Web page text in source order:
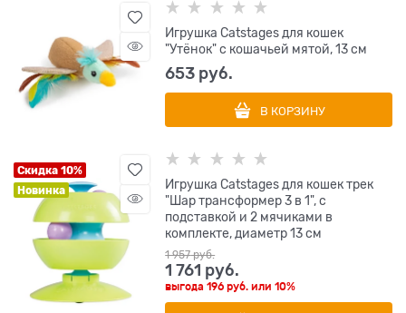
Игрушка Catstages для кошек
"Утёнок" с кошачьей мятой, 13 см
653 руб.
В КОРЗИНУ
Скидка 10%
Новинка
Игрушка Catstages для кошек трек
"Шар трансформер 3 в 1", с
подставкой и 2 мячиками в
комплекте, диаметр 13 см
1 957 руб.
1 761 руб.
выгода196 руб. или10%